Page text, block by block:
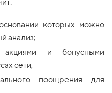
которых можно
анализ;
акциями и бонусными
сети;
поощрения для